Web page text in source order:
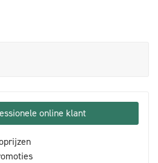
online klant